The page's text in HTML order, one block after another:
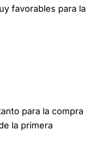
favorables para la
para la compra
la primera